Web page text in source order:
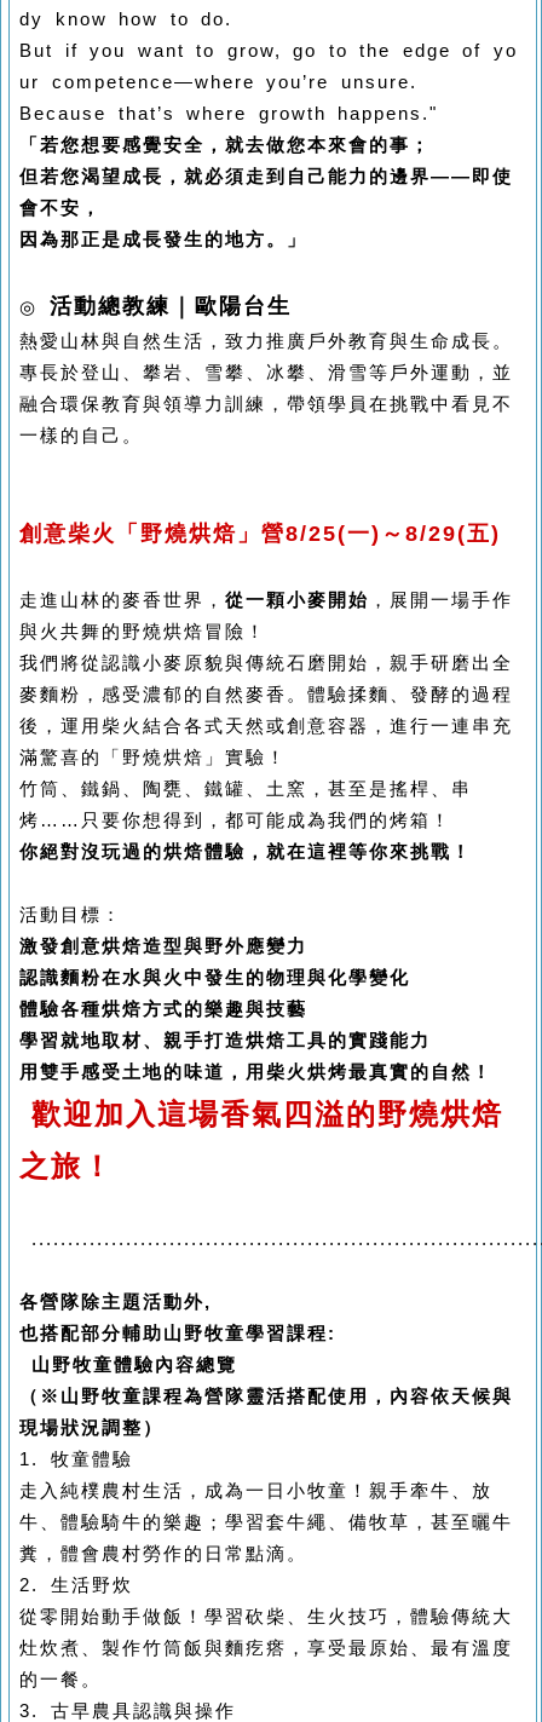
dy know how to do.
But if you want to grow, go to the edge of yo
ur competence—where you’re unsure.
Because that’s where growth happens."
「若您想要感覺安全，就去做您本來會的事；
但若您渴望成長，就必須走到自己能力的邊界——即使
會不安，
因為那正是成長發生的地方。」
◎ 活動總教練｜歐陽台生
熱愛山林與自然生活，致力推廣戶外教育與生命成長。
專長於登山、攀岩、雪攀、冰攀、滑雪等戶外運動，並
融合環保教育與領導力訓練，帶領學員在挑戰中看見不
一樣的自己。
創意柴火「野燒烘焙」營8/25(一)～8/29(五)
走進山林的麥香世界， 從一顆小麥開始 ，展開一場手作
與火共舞的野燒烘焙冒險！
我們將從認識小麥原貌與傳統石磨開始，親手研磨出全
麥麵粉，感受濃郁的自然麥香。體驗揉麵、發酵的過程
後，運用柴火結合各式天然或創意容器，進行一連串充
滿驚喜的「野燒烘焙」實驗！
竹筒、鐵鍋、陶甕、鐵罐、土窯，甚至是搖桿、串
烤……只要你想得到，都可能成為我們的烤箱！
你絕對沒玩過的烘焙體驗，就在這裡等你來挑戰！
活動目標：
激發創意烘焙造型與野外應變力
認識麵粉在水與火中發生的物理與化學變化
體驗各種烘焙方式的樂趣與技藝
學習就地取材、親手打造烘焙工具的實踐能力
用雙手感受土地的味道，用柴火烘烤最真實的自然！
歡迎加入這場香氣四溢的野燒烘焙
之旅！
各營隊除主題活動外,
也搭配部分輔助山野牧童學習課程:
山野牧童體驗內容總覽
（※山野牧童課程為營隊靈活搭配使用，內容依天候與
現場狀況調整）
1. 牧童體驗
走入純樸農村生活，成為一日小牧童！親手牽牛、放
牛、體驗騎牛的樂趣；學習套牛繩、備牧草，甚至曬牛
糞，體會農村勞作的日常點滴。
2. 生活野炊
從零開始動手做飯！學習砍柴、生火技巧，體驗傳統大
灶炊煮、製作竹筒飯與麵疙瘩，享受最原始、最有溫度
的一餐。
3. 古早農具認識與操作